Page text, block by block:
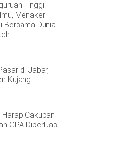
Tinggi
Menaker
Bersama Dunia
di Jabar,
Kujang
Harap Cakupan
GPA Diperluas